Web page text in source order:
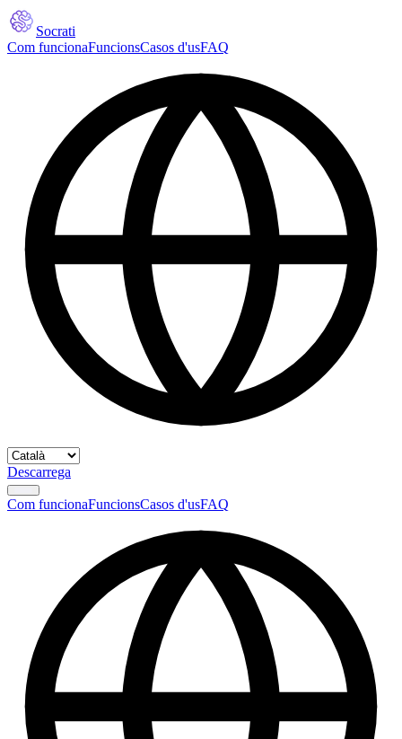
Socrati
Com funcionaFuncionsCasos d'usFAQ
Descarrega
Com funcionaFuncionsCasos d'usFAQ